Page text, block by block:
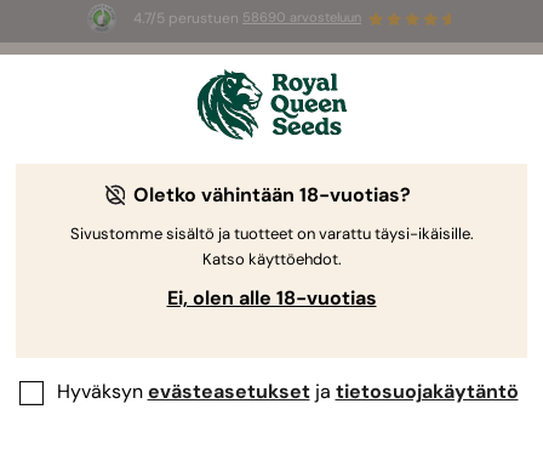
4.7/5 perustuen 58690 arvosteluun
3 White Widow Auto mag
Oletko vähintään 18-vuotias?
Sivustomme sisältö ja tuotteet on varattu täysi-ikäisille.
Katso käyttöehdot.
Ei, olen alle 18-vuotias
Hyväksynevästeasetuksetja tietosuojakäytäntö